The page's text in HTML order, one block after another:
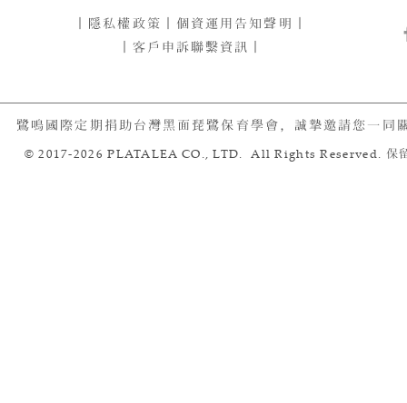
｜ 隱私權政策 ｜ 個資運用告知聲明 ｜
｜客戶申訴聯繫資訊｜
鷺鳴國際定期捐助台灣黑面琵鷺保育學會，誠摯邀請您一同
© 2017-2026 PLATALEA CO., LTD. All Rights Reserved. 保